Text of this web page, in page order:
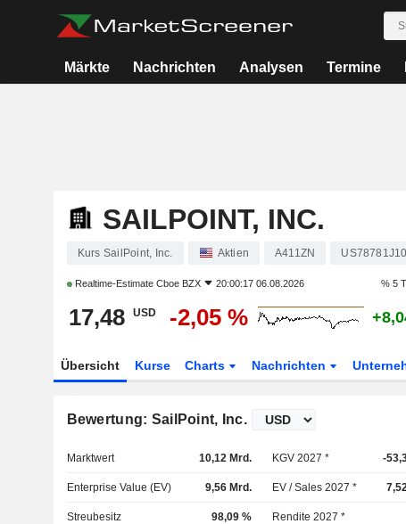
Märkte Nachrichten Analysen Termine
SAILPOINT, INC.
Kurs SailPoint, Inc. Aktien A411ZN
Realtime-Estimate Cboe BZX 20:00:17 06.08.2026 % 5
17,48 USD -2,05 %
Übersicht Kurse Charts Nachrichten
Bewertung: SailPoint, Inc.
Marktwert 10,12 Mrd. KGV 2027 * -
Enterprise Value (EV) 9,56 Mrd. EV / Sales 2027 *
Streubesitz 98,09 % Rendite 2027 *